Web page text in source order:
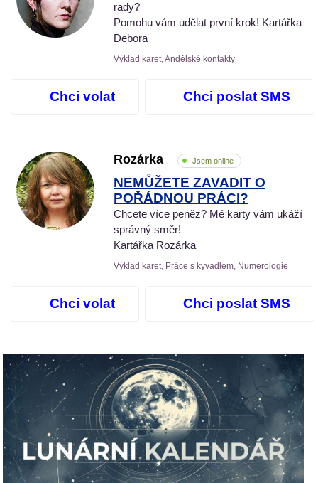
rady?
Pomohu vám udělat první krok! Kartářka
Debora
Výklad karet, Andělské kontakty
Chci volat Chci poslat SMS
Rozárka Jsem online
NEMŮŽETE ZAVADIT O
POŘÁDNOU PRÁCI?
Chcete více peněz? Mé karty vám ukáží
správný směr!
Kartářka Rozárka
Výklad karet, Práce s kyvadlem, Numerologie
Chci volat Chci poslat SMS